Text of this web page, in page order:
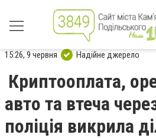
15:26, 9 червня Надійне джерело
Криптооплата,
авто та втеча
поліція викрила